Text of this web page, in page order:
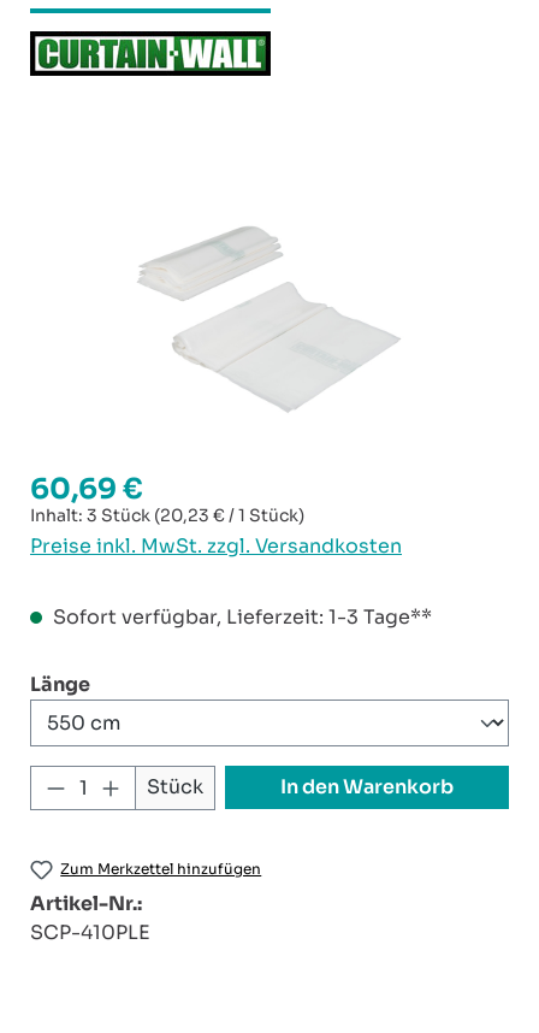
Regulärer Preis:
60,69 €
Inhalt: 3 Stück (20,23 € / 1 Stück)
Preise inkl. MwSt. zzgl. Versandkosten
Sofort verfügbar, Lieferzeit: 1-3 Tage**
Längeauswählen
Produkt Anzahl: Gib den
Stück In den Warenkorb
Zum Merkzettel hinzufügen
Artikel-Nr.:
SCP-410PLE